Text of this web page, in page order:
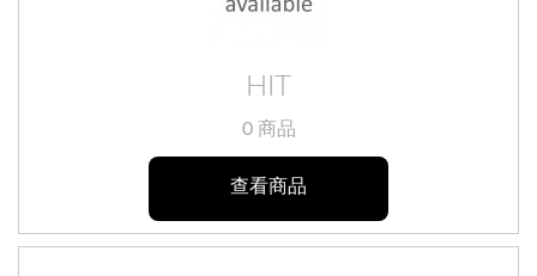
HIT
0 商品
查看商品